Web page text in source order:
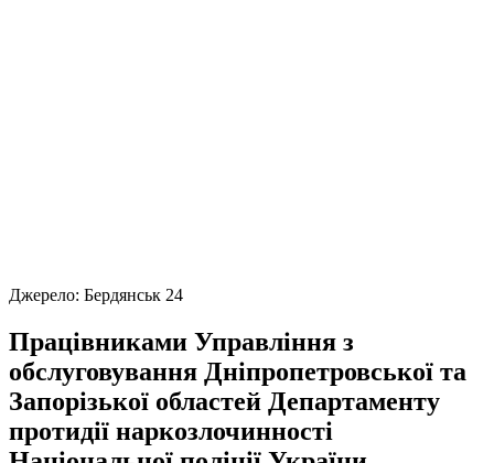
Джерело: Бердянськ 24
Працівниками Управління з
обслуговування Дніпропетровської та
Запорізької областей Департаменту
протидії наркозлочинності